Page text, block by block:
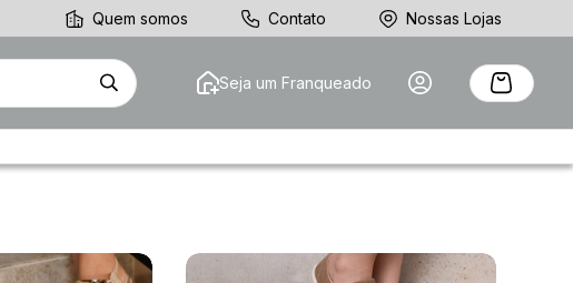
Quem somos Contato Nossas Lojas
Seja um Franqueado